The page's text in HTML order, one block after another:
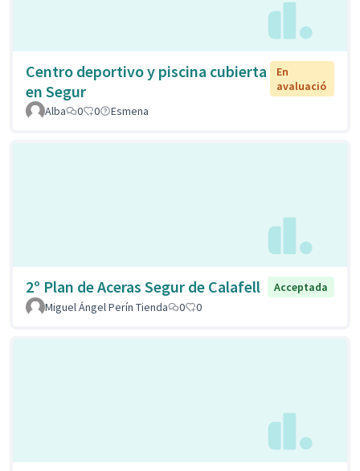
Centro deportivo y piscina cubierta
en Segur
En
avaluació
Alba
0 0 Esmena
2º Plan de Aceras Segur de Calafell
Acceptada
Miguel Ángel Perín Tienda
0 0